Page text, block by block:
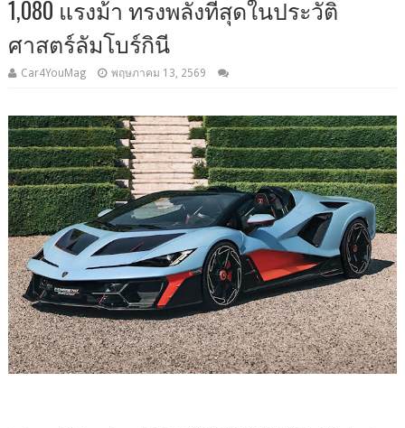
1,080 แรงม้า ทรงพลังที่สุดในประวัติ
ศาสตร์ลัมโบร์กินี
Car4YouMag พฤษภาคม 13, 2569